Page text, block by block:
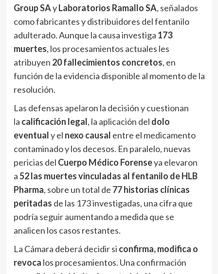
Group SAyLaboratorios Ramallo SA, señalados
como fabricantes y distribuidores del fentanilo
adulterado. Aunque la causa investiga 173
muertes, los procesamientos actuales les
atribuyen 20 fallecimientos concretos, en
función de la evidencia disponible al momento de la
resolución.
Las defensas apelaron la decisión y cuestionan
la calificación legal, la aplicación del dolo
eventualy el nexo causal entre el medicamento
contaminado y los decesos. En paralelo, nuevas
pericias del Cuerpo Médico Forenseya elevaron
a52 las muertes vinculadas al fentanilo de HLB
Pharma, sobre un total de 77 historias clínicas
peritadas de las 173 investigadas, una cifra que
podría seguir aumentando a medida que se
analicen los casos restantes.
La Cámara deberá decidir si confirma, modifica o
revoca los procesamientos. Una confirmación